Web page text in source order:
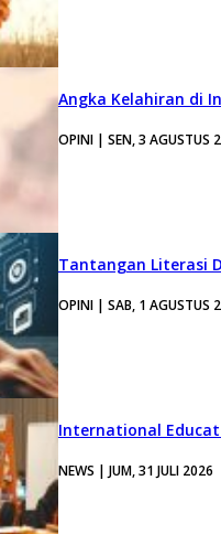
Angka Kelahiran di
OPINI | SEN, 3 AGUSTUS
Tantangan Literasi
OPINI | SAB, 1 AGUSTUS
International
NEWS | JUM, 31 JULI 2026